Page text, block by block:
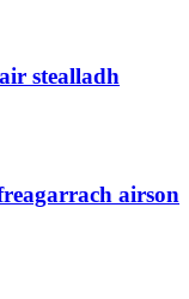
stealladh
airson